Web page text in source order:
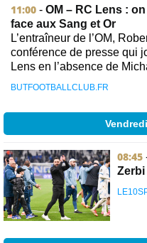
11:00 - OM – RC Lens :
face aux Sang et Or
L’entraîneur de l’OM,
conférence de presse qui
Lens en l’absence de
BUTFOOTBALLCLUB.FR
08:45